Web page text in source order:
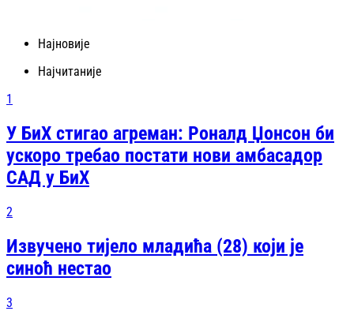
Најновије
Најчитаније
1
У БиХ стигао агреман: Роналд Џонсон би
ускоро требао постати нови амбасадор
САД у БиХ
2
Извучено тијело младића (28) који је
синоћ нестао
3